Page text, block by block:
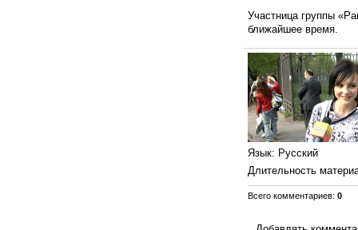
Участница группы
ближайшее время.
Язык: Русский
Длительность
Всего комментариев: 0